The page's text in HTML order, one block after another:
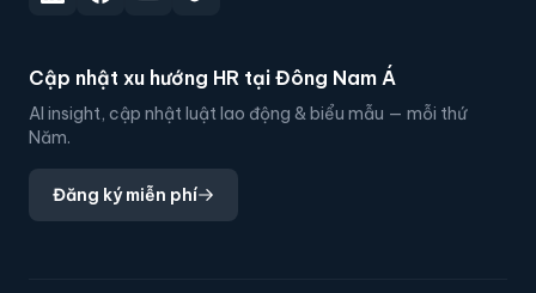
Cập nhật xu hướng HR tại Đông Nam Á
AI insight, cập nhật luật lao động & biểu mẫu — mỗi thứ
Năm.
Đăng ký miễn phí